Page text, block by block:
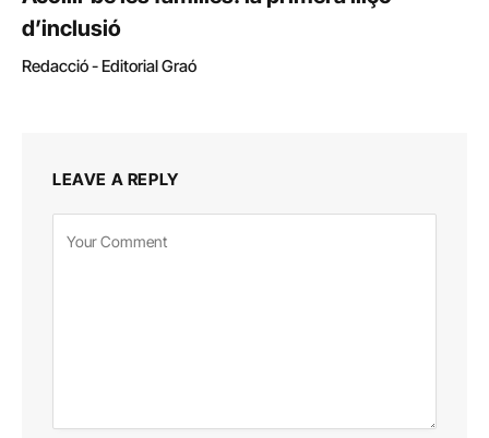
d’inclusió
Redacció - Editorial Graó
LEAVE A REPLY